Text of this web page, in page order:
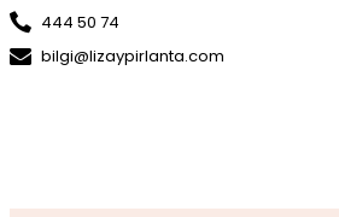
444 50 74
bilgi@lizaypirlanta.com